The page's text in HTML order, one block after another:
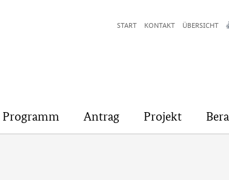
START KONTAKT ÜBERSICHT
Programm Antrag Projekt